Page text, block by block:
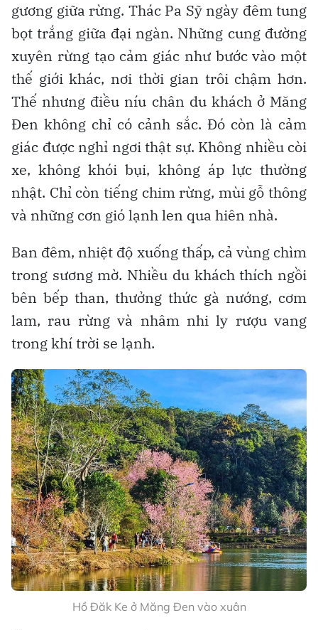
gương giữa rừng. Thác Pa Sỹ ngày đêm tung
bọt trắng giữa đại ngàn. Những cung đường
xuyên rừng tạo cảm giác như bước vào một
thế giới khác, nơi thời gian trôi chậm hơn.
Thế nhưng điều níu chân du khách ở Măng
Đen không chỉ có cảnh sắc. Đó còn là cảm
giác được nghỉ ngơi thật sự. Không nhiều còi
xe, không khói bụi, không áp lực thường
nhật. Chỉ còn tiếng chim rừng, mùi gỗ thông
và những cơn gió lạnh len qua hiên nhà.
Ban đêm, nhiệt độ xuống thấp, cả vùng chìm
trong sương mờ. Nhiều du khách thích ngồi
bên bếp than, thưởng thức gà nướng, cơm
lam, rau rừng và nhâm nhi ly rượu vang
trong khí trời se lạnh.
Hồ Đăk Ke ở Măng Đen vào xuân